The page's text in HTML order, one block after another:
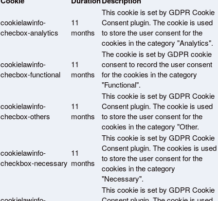
cookielawinfo-
checbox-analytics
11
months
This cookie is set by GDPR Cookie
Consent plugin. The cookie is used
to store the user consent for the
cookies in the category "Analytics".
cookielawinfo-
checbox-functional
11
months
The cookie is set by GDPR cookie
consent to record the user consent
for the cookies in the category
"Functional".
cookielawinfo-
checbox-others
11
months
This cookie is set by GDPR Cookie
Consent plugin. The cookie is used
to store the user consent for the
cookies in the category "Other.
cookielawinfo-
checkbox-necessary
11
months
This cookie is set by GDPR Cookie
Consent plugin. The cookies is used
to store the user consent for the
cookies in the category
"Necessary".
This cookie is set by GDPR Cookie